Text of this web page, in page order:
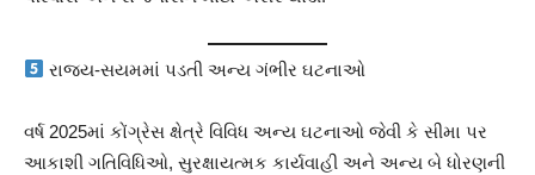
રાજ્ય-સયમમાં પડતી અન્ય ગંભીર ઘટનાઓ
વર્ષ 2025માં કોંગ્રેસ ક્ષેત્રે વિવિધ અન્ય ઘટનાઓ જેવી કે સીમા પર
આકાશી ગતિવિધિઓ, સુરક્ષાયત્મક કાર્યવાહી અને અન્ય બે ધોરણની